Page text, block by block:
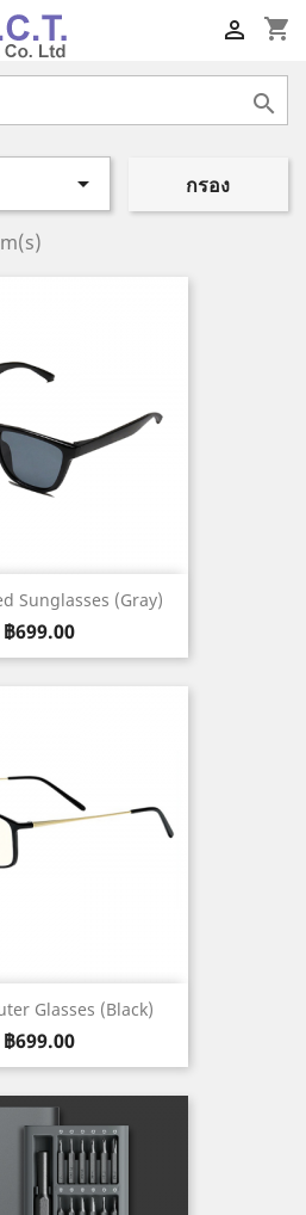
shopping_cart


 กรอง
Sunglasses (Gray)
ราคา
฿699.00
Glasses (Black)
ราคา
฿699.00